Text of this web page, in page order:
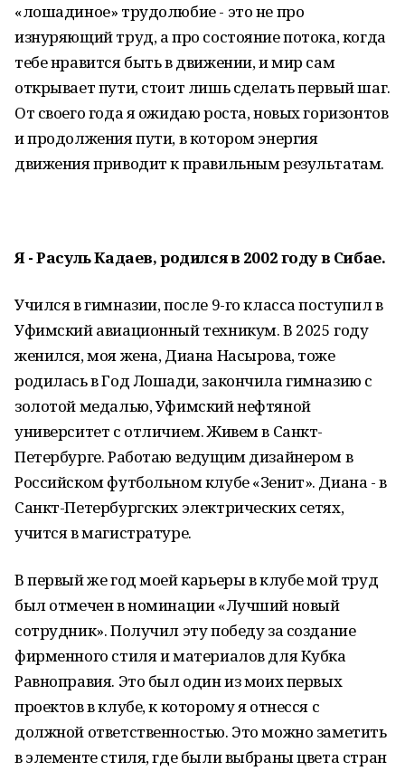
«лошадиное» трудолюбие - это не про
изнуряющий труд, а про состояние потока, когда
тебе нравится быть в движении, и мир сам
открывает пути, стоит лишь сделать первый шаг.
От своего года я ожидаю роста, новых горизонтов
и продолжения пути, в котором энергия
движения приводит к правильным результатам.
Я - Расуль Кадаев, родился в 2002 году в Сибае.
Учился в гимназии, после 9-го класса поступил в
Уфимский авиационный техникум. В 2025 году
женился, моя жена, Диана Насырова, тоже
родилась в Год Лошади, закончила гимназию с
золотой медалью, Уфимский нефтяной
университет с отличием. Живем в Санкт-
Петербурге. Работаю ведущим дизайнером в
Российском футбольном клубе «Зенит». Диана - в
Санкт-Петербургских электрических сетях,
учится в магистратуре.
В первый же год моей карьеры в клубе мой труд
был отмечен в номинации «Лучший новый
сотрудник». Получил эту победу за создание
фирменного стиля и материалов для Кубка
Равноправия. Это был один из моих первых
проектов в клубе, к которому я отнесся с
должной ответственностью. Это можно заметить
в элементе стиля, где были выбраны цвета стран